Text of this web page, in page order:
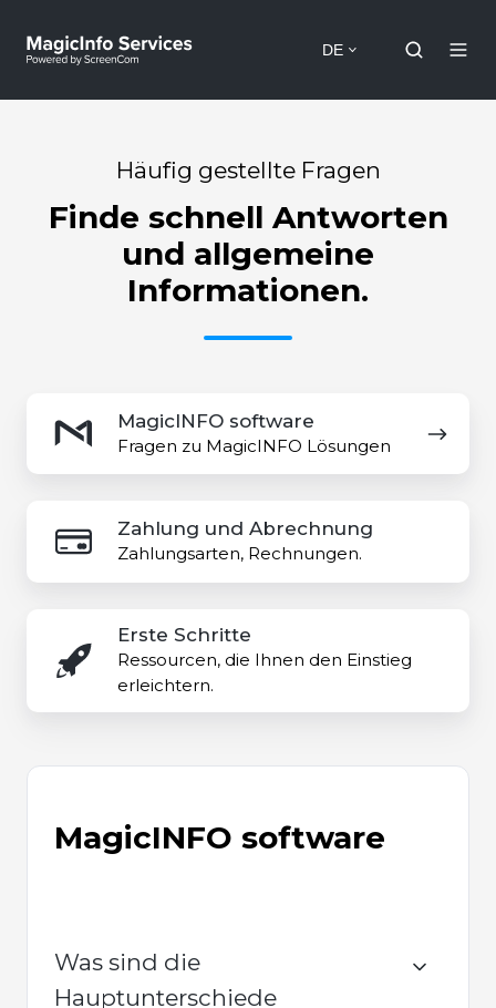
DE
Häufig gestellte Fragen
Finde schnell Antworten
und allgemeine
Informationen.
MagicINFO software
Fragen zu MagicINFO Lösungen
software
Zahlung und Abrechnung
Zahlungsarten, Rechnungen.
und
Erste Schritte
Ressourcen, die Ihnen den Einstieg
erleichtern.
Schritte
MagicINFO software
Was sind die
Hauptunterschiede